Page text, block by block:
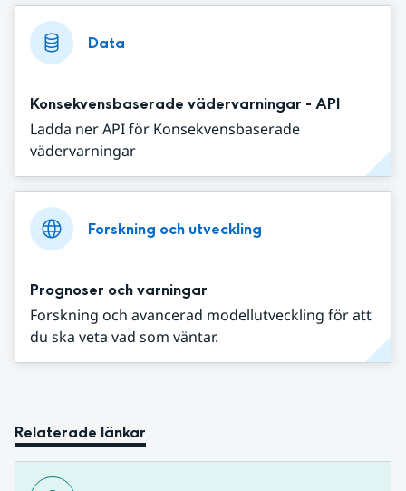
Data
Konsekvensbaserade vädervarningar - API
Ladda ner API för Konsekvensbaserade
vädervarningar
Forskning och utveckling
Prognoser och varningar
Forskning och avancerad modellutveckling för att
du ska veta vad som väntar.
Relaterade länkar